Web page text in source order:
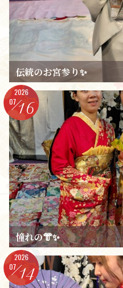
伝統のお宮参り✨️
2026
0716
憧れの👘✨️
2026
07 14